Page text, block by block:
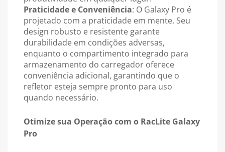
Praticidade e Conveniência: O Galaxy Pro é
projetado com a praticidade em mente. Seu
design robusto e resistente garante
durabilidade em condições adversas,
enquanto o compartimento integrado para
armazenamento do carregador oferece
conveniência adicional, garantindo que o
refletor esteja sempre pronto para uso
quando necessário.
Otimize sua Operação com o RacLite Galaxy
Pro